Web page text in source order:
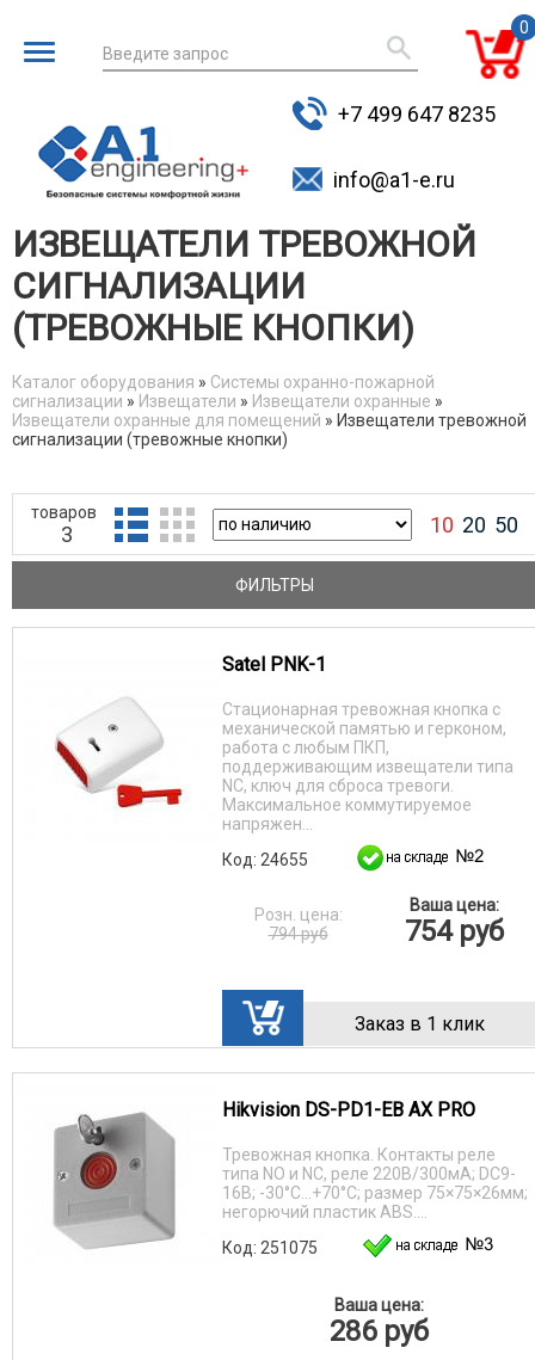
Введите запрос
товаров
0
+7 499 647 8235
info@a1-e.ru
ИЗВЕЩАТЕЛИ ТРЕВОЖНОЙ
СИГНАЛИЗАЦИИ
(ТРЕВОЖНЫЕ КНОПКИ)
You are here
Каталог оборудования » Системы охранно-пожарной
сигнализации » Извещатели » Извещатели охранные »
Извещатели охранные для помещений » Извещатели тревожной
сигнализации (тревожные кнопки)
товаров
3 10 20 50
ФИЛЬТРЫ
Satel PNK-1
Стационарная тревожная кнопка с
механической памятью и герконом,
работа с любым ПКП,
поддерживающим извещатели типа
NC, ключ для сброса тревоги.
Максимальное коммутируемое
напряжен...
Код: 24655
Розн. цена:
794 руб
Ваша цена:
754 руб
Заказ в 1 клик
Hikvision DS-PD1-EB AX PRO
Тревожная кнопка. Контакты реле
типа NO и NC, реле 220В/300мА; DC9-
16В; -30°C...+70°C; размер 75×75×26мм;
негорючий пластик ABS....
Код: 251075
Ваша цена:
286 руб